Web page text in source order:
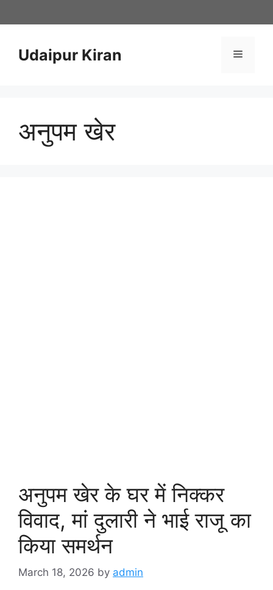
to
Udaipur Kiran Menu
अनुपम खेर
अनुपम खेर के घर में निक्कर
विवाद, मां दुलारी ने भाई राजू का
किया समर्थन
March 18, 2026 by admin